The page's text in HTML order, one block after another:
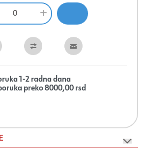
1-2 radna dana
preko 8000,00 rsd